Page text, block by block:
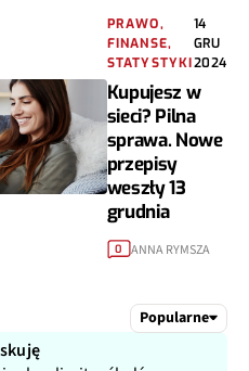
PRAWO,
FINANSE,
STATYSTYKI
14
GRU
2024
Kupujesz w
sieci? Pilna
sprawa. Nowe
przepisy
weszły 13
grudnia
0 ANNA RYMSZA
Popularne